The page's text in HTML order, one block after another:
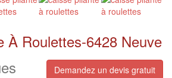
À Roulettes-6428 Neuve
Demandez un devis gratuit